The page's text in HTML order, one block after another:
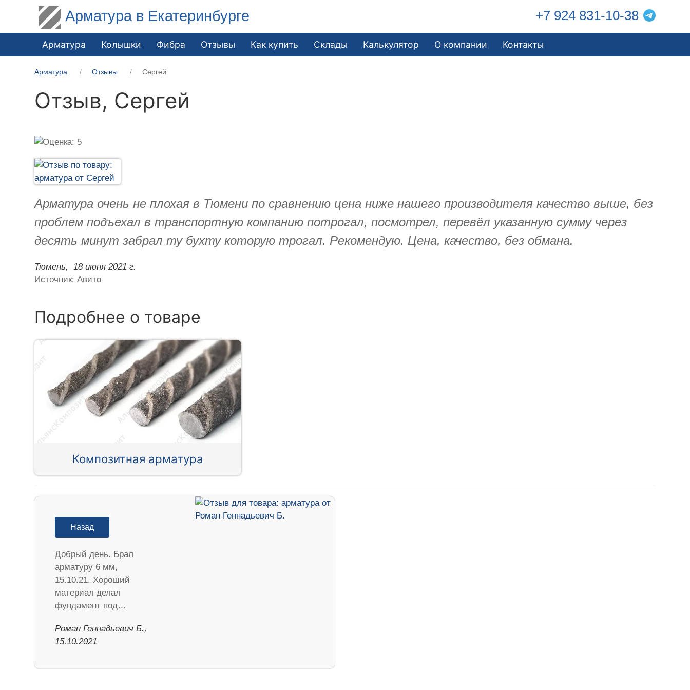
Арматура в Екатеринбурге +7 924 831-10-38
Арматура Колышки Фибра Отзывы Как купить Склады Калькулятор О компании Контакты
Арматура Отзывы Сергей
Отзыв, Сергей
Арматура очень не плохая в Тюмени по сравнению цена ниже нашего производителя качество выше, без
проблем подъехал в транспортную компанию потрогал, посмотрел, перевёл указанную сумму через
десять минут забрал ту бухту которую трогал. Рекомендую. Цена, качество, без обмана.
Тюмень,
18 июня 2021 г.
Источник: Авито
Подробнее о товаре
Композитная арматура
Назад
Добрый день. Брал
арматуру 6 мм,
15.10.21. Хороший
материал делал
фундамент под…
Роман Геннадьевич Б.,
15.10.2021